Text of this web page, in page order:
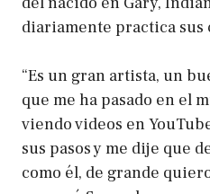
diariamente practica sus
“Es un gran artista, un
que me ha pasado en el
viendo videos en
sus pasos y me dije que
como él, de grande